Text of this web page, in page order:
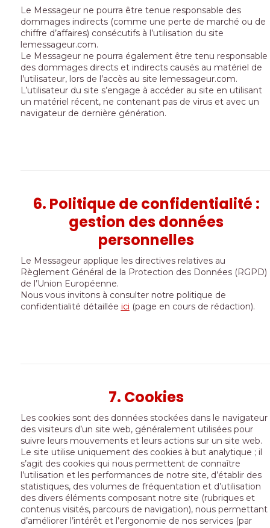
Le Messageur ne pourra être tenue responsable des
dommages indirects (comme une perte de marché ou de
chiffre d’affaires) consécutifs à l’utilisation du site
lemessageur.com.
Le Messageur ne pourra également être tenu responsable
des dommages directs et indirects causés au matériel de
l’utilisateur, lors de l’accès au site lemessageur.com.
L’utilisateur du site s’engage à accéder au site en utilisant
un matériel récent, ne contenant pas de virus et avec un
navigateur de dernière génération.
6. Politique de confidentialité :
gestion des données
personnelles
Le Messageur applique les directives relatives au
Règlement Général de la Protection des Données (RGPD)
de l’Union Européenne.
Nous vous invitons à consulter notre politique de
confidentialité détaillée ici (page en cours de rédaction).
7. Cookies
Les cookies sont des données stockées dans le navigateur
des visiteurs d’un site web, généralement utilisées pour
suivre leurs mouvements et leurs actions sur un site web.
Le site utilise uniquement des cookies à but analytique ; il
s’agit des cookies qui nous permettent de connaître
l’utilisation et les performances de notre site, d’établir des
statistiques, des volumes de fréquentation et d’utilisation
des divers éléments composant notre site (rubriques et
contenus visités, parcours de navigation), nous permettant
d’améliorer l’intérêt et l’ergonomie de nos services (par